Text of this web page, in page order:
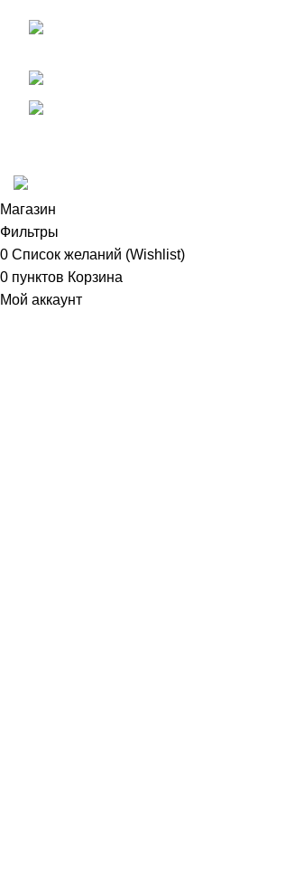
Магазин
Фильтры
0 Список желаний (Wishlist)
0 пунктов Корзина
Мой аккаунт